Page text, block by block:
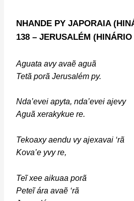
NHANDE PY JAPORAIA (
138 –JERUSALÉM
Aguata avy avaẽ aguã
Tetã porã Jerusalém py.
Nda’evei apyta, nda’evei ajevy
Aguã xerakykue re.
Tekoaxy aendu vy ajexavai ‘rã
Kova’e yvy re,
Teĩ xee aikuaa porã
Peteĩ ára avaẽ ‘rã